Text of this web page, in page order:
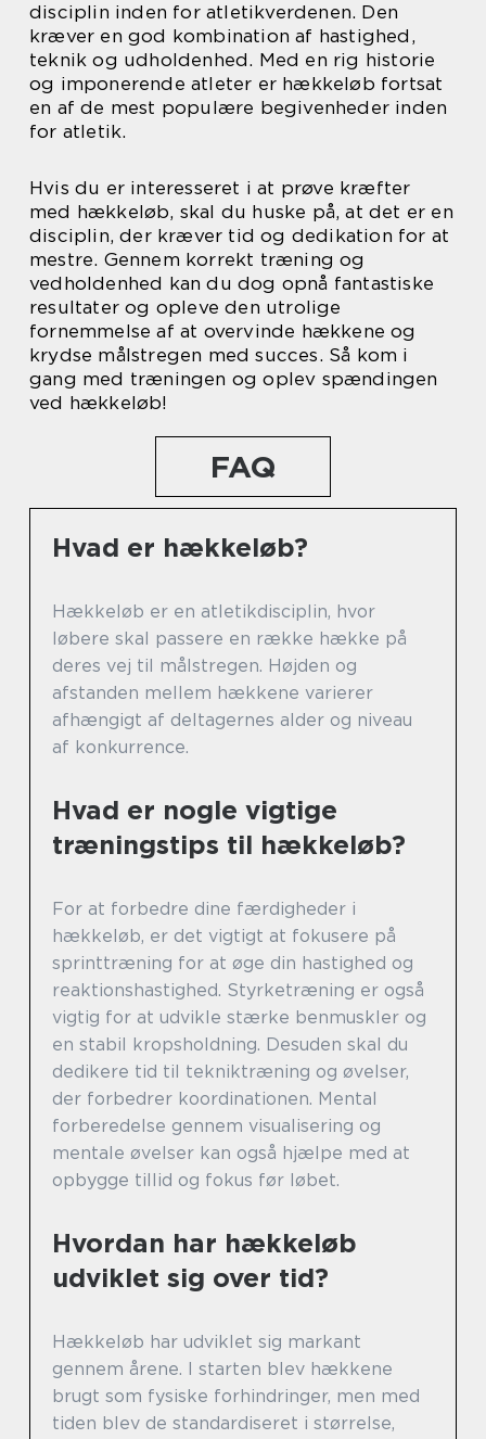
disciplin inden for atletikverdenen. Den
kræver en god kombination af hastighed,
teknik og udholdenhed. Med en rig historie
og imponerende atleter er hækkeløb fortsat
en af de mest populære begivenheder inden
for atletik.
Hvis du er interesseret i at prøve kræfter
med hækkeløb, skal du huske på, at det er en
disciplin, der kræver tid og dedikation for at
mestre. Gennem korrekt træning og
vedholdenhed kan du dog opnå fantastiske
resultater og opleve den utrolige
fornemmelse af at overvinde hækkene og
krydse målstregen med succes. Så kom i
gang med træningen og oplev spændingen
ved hækkeløb!
FAQ
Hvad er hækkeløb?
Hækkeløb er en atletikdisciplin, hvor
løbere skal passere en række hække på
deres vej til målstregen. Højden og
afstanden mellem hækkene varierer
afhængigt af deltagernes alder og niveau
af konkurrence.
Hvad er nogle vigtige
træningstips til hækkeløb?
For at forbedre dine færdigheder i
hækkeløb, er det vigtigt at fokusere på
sprinttræning for at øge din hastighed og
reaktionshastighed. Styrketræning er også
vigtig for at udvikle stærke benmuskler og
en stabil kropsholdning. Desuden skal du
dedikere tid til tekniktræning og øvelser,
der forbedrer koordinationen. Mental
forberedelse gennem visualisering og
mentale øvelser kan også hjælpe med at
opbygge tillid og fokus før løbet.
Hvordan har hækkeløb
udviklet sig over tid?
Hækkeløb har udviklet sig markant
gennem årene. I starten blev hækkene
brugt som fysiske forhindringer, men med
tiden blev de standardiseret i størrelse,